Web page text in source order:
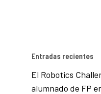
Entradas recientes
El Robotics
alumnado de FP